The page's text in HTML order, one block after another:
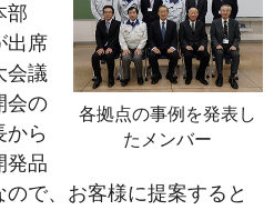
各拠点の事例を発表し
たメンバー
部
出席
会議
会の
から
発品
で、お客様に提案すると